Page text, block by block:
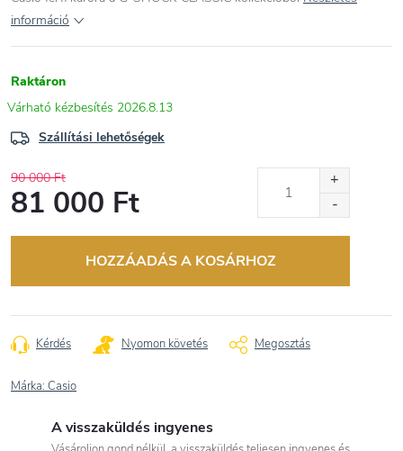
információ
Raktáron
2026.8.13
Szállítási lehetőségek
90 000 Ft
81 000 Ft
HOZZÁADÁS A KOSÁRHOZ
Kérdés Nyomon követés Megosztás
Márka: Casio
A visszaküldés ingyenes